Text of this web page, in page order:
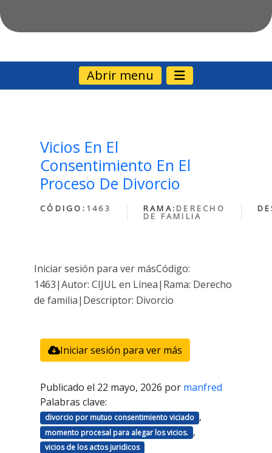
Abrir menu
Vicios En El
Consentimiento En El
Proceso De Divorcio
CÓDIGO: 1463 RAMA: DERECHO
DE FAMILIA
Iniciar sesión para ver másCódigo:
1463|Autor: CIJUL en Línea|Rama: Derecho
de familia|Descriptor: Divorcio
Iniciar sesión para ver más
Publicado el 22 mayo, 2026 por manfred
Palabras clave:
divorcio por mutuo consentimiento viciado ,
momento procesal para alegar los vicios. ,
vicios de los actos juridicos